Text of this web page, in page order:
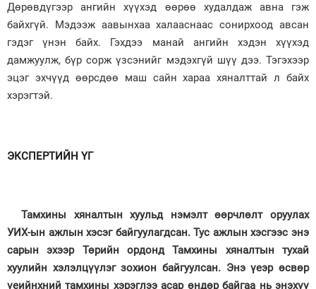
Дөрөвдүгээр ангийн хүүхэд өөрөө худалдаж авна гэж
байхгүй. Мэдээж аавынхаа халааснаас сонирхоод авсан
гэдэг үнэн байх. Гэхдээ манай ангийн хэдэн хүүхэд
дамжуулж, бүр сорж үзсэнийг мэдэхгүй шүү дээ. Тэгэхээр
эцэг эхчүүд өөрсдөө маш сайн хараа хяналттай л байх
хэрэгтэй.
ЭКСПЕРТИЙН ҮГ
Тамхины хяналтын хуульд нэмэлт өөрчлөлт оруулах
УИХ-ын ажлын хэсэг байгуулагдсан. Тус ажлын хэсгээс энэ
сарын эхээр Төрийн ордонд Тамхины хяналтын тухай
хуулийн хэлэлцүүлэг зохион байгуулсан. Энэ үеэр өсвөр
үеийнхний тамхины хэрэглээ асар өндөр байгаа нь энэхүү